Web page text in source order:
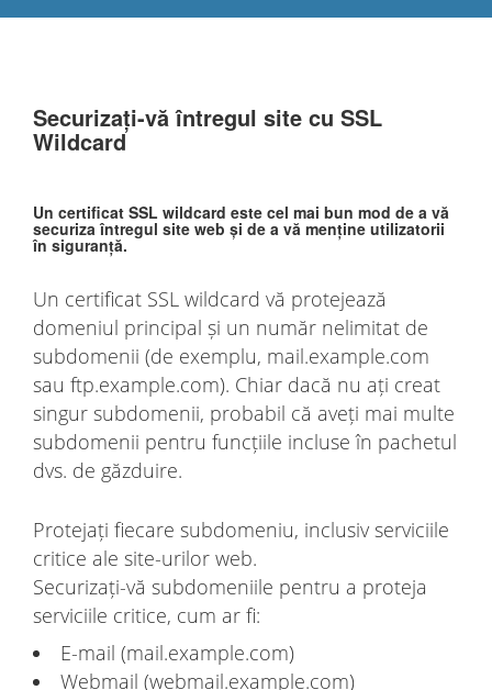
Securizați-vă întregul site cu SSL
Wildcard
Un certificat SSL wildcard este cel mai bun mod de a vă
securiza întregul site web și de a vă menține utilizatorii
în siguranță.
Un certificat SSL wildcard vă protejează
domeniul principal și un număr nelimitat de
subdomenii (de exemplu, mail.example.com
sau ftp.example.com). Chiar dacă nu ați creat
singur subdomenii, probabil că aveți mai multe
subdomenii pentru funcțiile incluse în pachetul
dvs. de găzduire.
Protejați fiecare subdomeniu, inclusiv serviciile
critice ale site-urilor web.
Securizați-vă subdomeniile pentru a proteja
serviciile critice, cum ar fi:
E-mail (mail.example.com)
Webmail (webmail.example.com)